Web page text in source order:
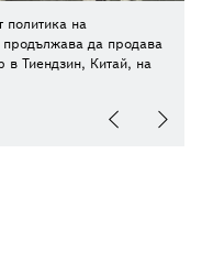
политика на
да продава
в Тиендзин, Китай, на